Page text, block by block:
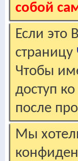
собой
Если это
страницу
Чтобы
доступ
после
Мы